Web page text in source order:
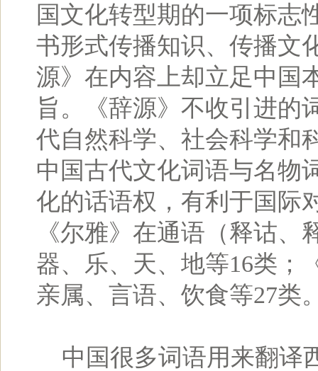
国文化转型期的一项标志
书形式传播知识、传播文
源》在内容上却立足中国
旨。《辞源》不收引进的
代自然科学、社会科学和
中国古代文化词语与名物
化的话语权，有利于国际
《尔雅》在通语（释诂
器、乐、天、地等16类；
亲属、言语、饮食等27类
中国很多词语用来翻译